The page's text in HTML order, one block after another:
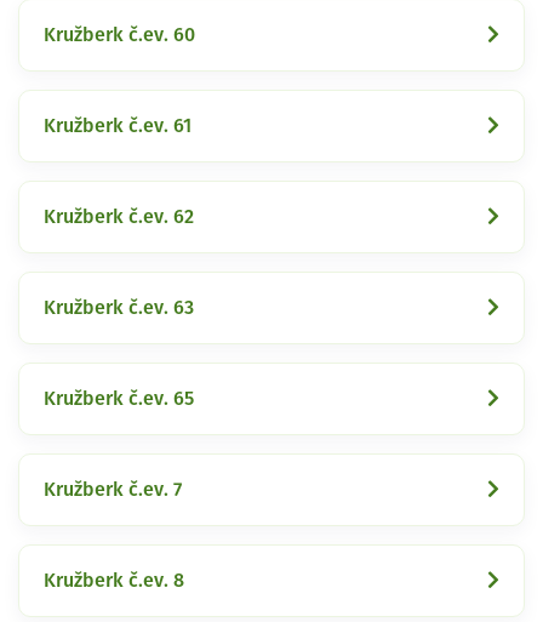
Kružberk č.ev. 60
Kružberk č.ev. 61
Kružberk č.ev. 62
Kružberk č.ev. 63
Kružberk č.ev. 65
Kružberk č.ev. 7
Kružberk č.ev. 8